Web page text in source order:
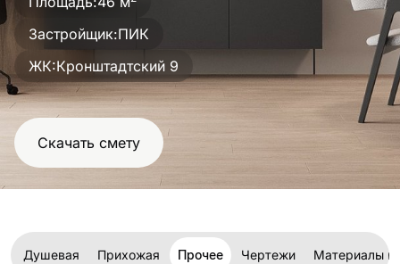
Застройщик:ПИК
ЖК:Кронштадтский 9
Скачать смету
Душевая Прихожая Прочее Чертежи Материалы и